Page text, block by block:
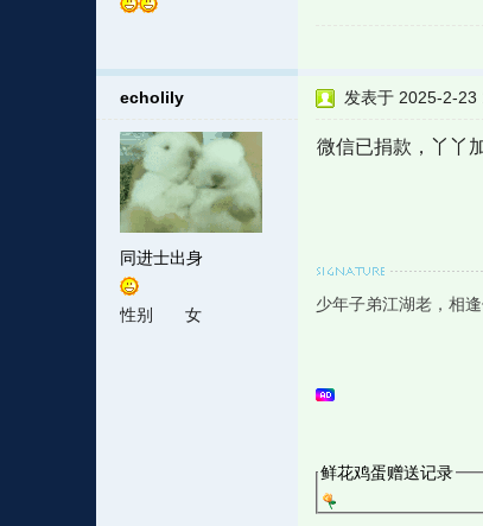
echolily
同进士出身
性别 女
发表于 2025-2-23
微信已捐款，丫丫
少年子弟江湖老，相
鲜花鸡蛋赠送记录